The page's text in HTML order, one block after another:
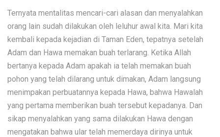
Ternyata mentalitas mencari-cari alasan dan menyalahkan
orang lain sudah dilakukan oleh leluhur awal kita. Mari kita
kembali kepada kejadian di Taman Eden, tepatnya setelah
Adam dan Hawa memakan buah terlarang. Ketika Allah
bertanya kepada Adam apakah ia telah memakan buah
pohon yang telah dilarang untuk dimakan, Adam langsung
menimpakan perbuatannya kepada Hawa, bahwa Hawalah
yang pertama memberikan buah tersebut kepadanya. Dan
sikap menyalahkan yang sama dilakukan Hawa dengan
mengatakan bahwa ular telah memerdaya dirinya untuk